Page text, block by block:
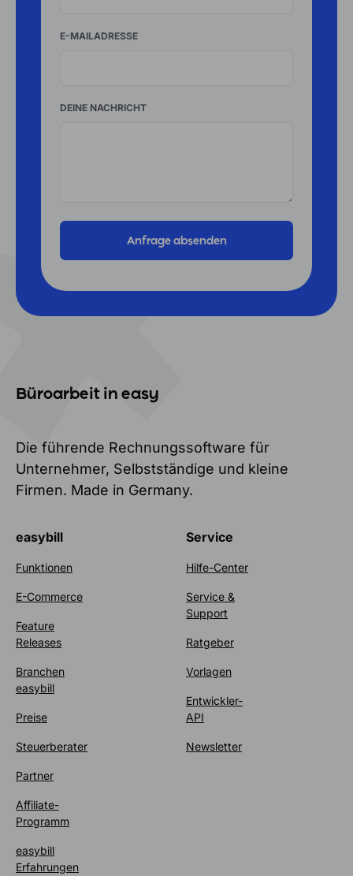
E-MAILADRESSE
DEINE NACHRICHT
Büroarbeit in easy
Die führende Rechnungssoftware für
Unternehmer, Selbstständige und kleine
Firmen. Made in Germany.
easybill
Funktionen
E-Commerce
Feature
Releases
Branchen
easybill
Preise
Steuerberater
Partner
Affiliate-
Programm
easybill
Erfahrungen
Service
Hilfe-Center
Service &
Support
Ratgeber
Vorlagen
Entwickler-
API
Newsletter